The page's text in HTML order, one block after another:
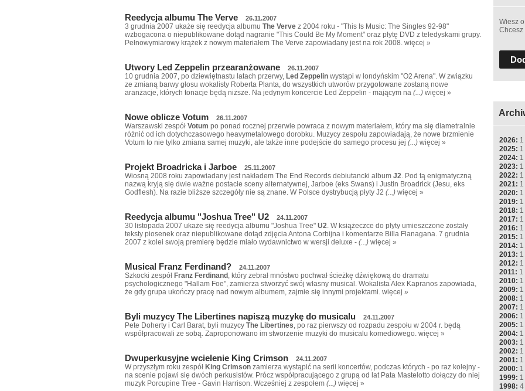
Reedycja albumu The Verve 26.11.2007
3 grudnia 2007 ukaże się reedycja albumu The Verve z 2004 roku - "This Is Music: The Singles 92-98"
wzbogacona o niepublikowane dotąd nagranie "This Could Be My Moment" oraz płytę DVD z teledyskami grupy.
Pełnowymiarowy krążek z nowym materiałem The Verve zapowiadany jest na rok 2008. więcej »
Utwory Led Zeppelin przearanżowane 26.11.2007
10 grudnia 2007, po dziewiętnastu latach przerwy, Led Zeppelin wystąpi w londyńskim "O2 Arena". W związku
ze zmianą barwy głosu wokalisty Roberta Planta, do wszystkich utworów przygotowane zostaną nowe
aranżacje, których tonacje będą niższe. Na jedynym koncercie Led Zeppelin - mającym na (...) więcej »
Nowe oblicze Votum 26.11.2007
Warszawski zespół Votum po ponad rocznej przerwie powraca z nowym materiałem, który ma się diametralnie
różnić od ich dotychczasowego heavymetalowego dorobku. Muzycy zespołu zapowiadają, że nowe brzmienie
Votum to nie tylko zmiana samej muzyki, ale także inne podejście do samego procesu jej (...) więcej »
Projekt Broadricka i Jarboe 25.11.2007
Wiosną 2008 roku zapowiadany jest nakładem The End Records debiutancki album J2. Pod tą enigmatyczną
nazwą kryją się dwie ważne postacie sceny alternatywnej, Jarboe (eks Swans) i Justin Broadrick (Jesu, eks
Godflesh). Na razie bliższe szczegóły nie są znane. W Polsce dystrybucją płyty J2 (...) więcej »
Reedycja albumu "Joshua Tree" U2 24.11.2007
30 listopada 2007 ukaże się reedycja albumu "Joshua Tree" U2. W książeczce do płyty umieszczone zostały
teksty piosenek oraz niepublikowane dotąd zdjęcia Antona Corbijna i komentarze Billa Flanagana. 7 grudnia
2007 z kolei swoją premierę będzie miało wydawnictwo w wersji deluxe - (...) więcej »
Musical Franz Ferdinand? 24.11.2007
Szkocki zespół Franz Ferdinand , który zebrał mnóstwo pochwał ścieżkę dźwiękową do dramatu
psychologicznego "Hallam Foe", zamierza stworzyć swój własny musical. Wokalista Alex Kapranos zapowiada,
że gdy grupa ukończy pracę nad nowym albumem, zajmie się innymi projektami. więcej »
Byli muzycy The Libertines napiszą muzykę do musicalu 24.11.2007
Pete Doherty i Carl Barat, byli muzycy The Libertines, po raz pierwszy od rozpadu zespołu w 2004 r. będą
współpracowali ze sobą. Zaproponowano im stworzenie muzyki do musicalu komediowego. więcej »
Dwuperkusyjne wcielenie King Crimson 24.11.2007
W przyszłym roku zespół King Crimson zamierza wystąpić na serii koncertów, podczas których - po raz kolejny -
na scenie pojawi się dwóch perkusistów. Prócz współpracującego z grupą od lat Pata Mastelotto dołączy do niej
muzyk Porcupine Tree - Gavin Harrison. Wcześniej z zespołem (...) więcej »
Wiesz
Chcesz
2026: 1
2025: 1
2024: 1
2023: 1
2022: 1
2021: 1
2020: 1
2019: 1
2018: 1
2017: 1
2016: 1
2015: 1
2014: 1
2013: 1
2012: 1
2011: 1
2010: 1
2009: 1
2008: 1
2007: 1
2006: 1
2005: 1
2004: 1
2003: 1
2002: 1
2001: 1
2000: 1
1999: 1
1998: 4